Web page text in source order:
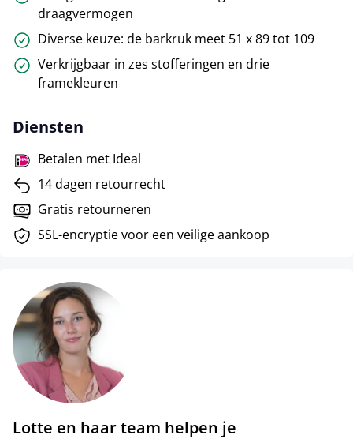
draagvermogen
Diverse keuze: de barkruk meet 51 x 89 tot 109
Verkrijgbaar in zes stofferingen en drie
framekleuren
Diensten
Betalen met Ideal
14 dagen retourrecht
Gratis retourneren
SSL-encryptie voor een veilige aankoop
Lotte en haar team helpen je